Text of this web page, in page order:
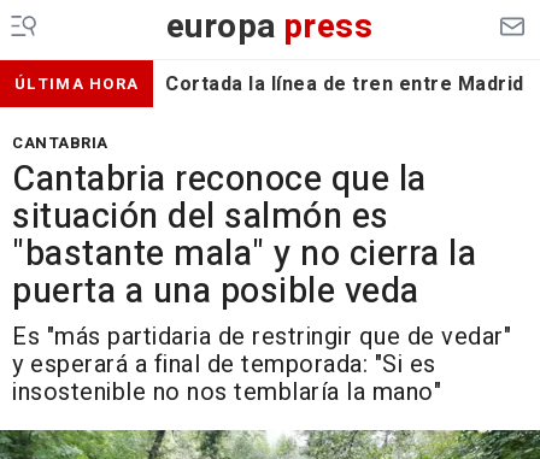
europa press
ÚLTIMA HORA Cortada la línea de tren entre Madrid
CANTABRIA
Cantabria reconoce que la
situación del salmón es
"bastante mala" y no cierra la
puerta a una posible veda
Es "más partidaria de restringir que de vedar"
y esperará a final de temporada: "Si es
insostenible no nos temblaría la mano"